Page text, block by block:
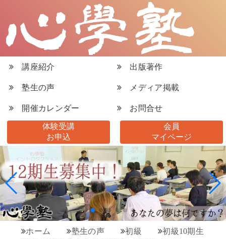
講座紹介 出版著作
塾生の声 メディア掲載
開催カレンダー お問合せ
体験受講
お申込
会員
マイページ
ホーム 塾生の声 初級
初級10期生